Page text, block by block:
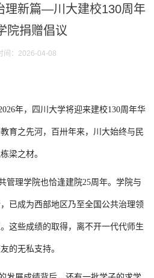
理新篇—川大建校130周年
院捐赠倡议
间：2026-04-08
年，四川大学将迎来建校130周年华
育之先河，百卅年来，川大始终与民
梁之材。
管理学院也恰逢建院25周年。学院与
已成为西部地区乃至全国公共治理领
这些成绩的取得，离不开一代代师生
的无私支持。